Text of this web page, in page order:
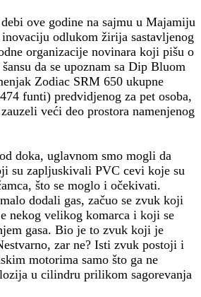
ove godine na sajmu u Majamiju
odlukom žirija sastavljenog
organizacije novinara koji pišu o
da se upoznam sa Dip Bluom
Zodiac SRM 650 ukupne
funti) predvidjenog za pet osoba,
veći deo prostora namenjenog
doka, uglavnom smo mogli da
su zapljuskivali PVC cevi koje su
što se moglo i očekivati.
dodali gas, začuo se zvuk koji
nekog velikog komarca i koji se
gasa. Bio je to zvuk koji je
zar ne? Isti zvuk postoji i
motorima samo što ga ne
u cilindru prilikom sagorevanja